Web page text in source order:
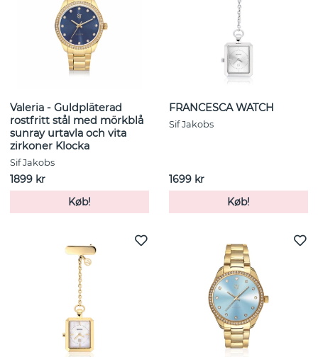
Valeria - Guldpläterad
rostfritt stål med mörkblå
sunray urtavla och vita
zirkoner Klocka
Sif Jakobs
1899 kr
Køb!
FRANCESCA WATCH
Sif Jakobs
1699 kr
Køb!